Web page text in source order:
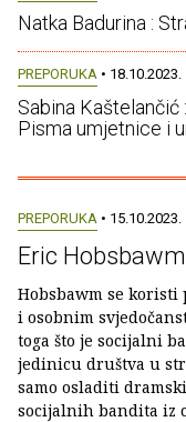
Natka Badurina :
PREPORUKA • 18.10.2023.
Sabina
Pisma umjetnice i
PREPORUKA • 15.10.2023.
Eric
Hobsbawm se
i osobnim
toga što je socijalni
jedinicu društva u
samo osladiti
socijalnih bandita iz